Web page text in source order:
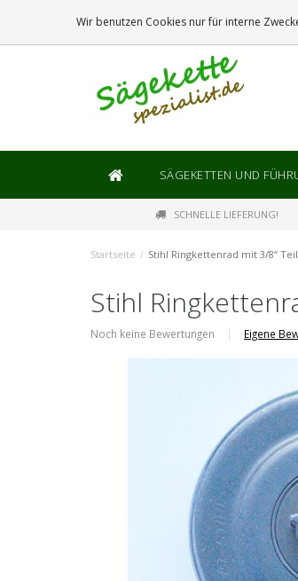
SÄGEKETTEN UND
SCHNELLE LIEFERUNG!
Startseite / Stihl Ringkettenrad mit 3/8“
Stihl
Noch keine Bewertungen | Eigene
Wir benutzen Cookies nur für interne